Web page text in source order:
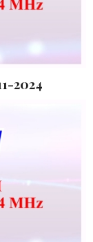
2024